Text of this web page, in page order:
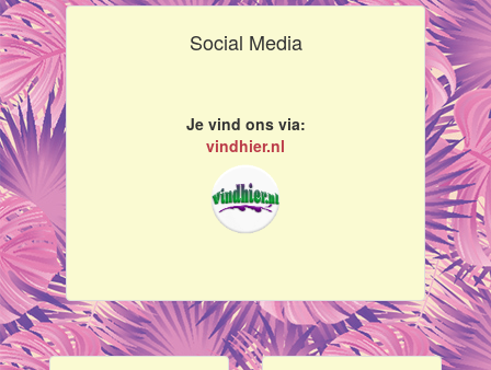
Social Media
Je vind ons via:
vindhier.nl